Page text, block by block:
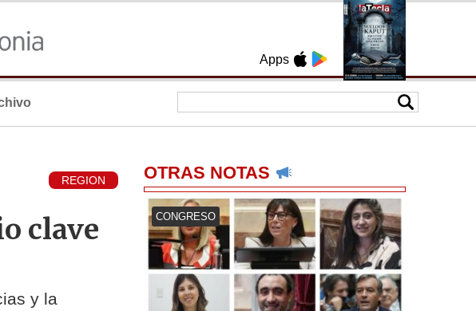
Apps
REGION
clave
y la
OTRAS NOTAS
CONGRESO